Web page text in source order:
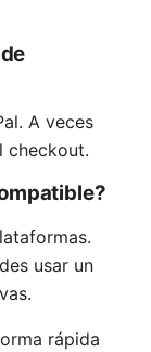
A veces
checkout.
usar un
rápida